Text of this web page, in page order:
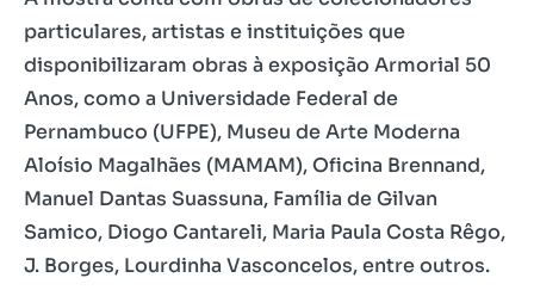
particulares, artistas e instituições que
disponibilizaram obras à exposição Armorial 50
Anos, como a Universidade Federal de
Pernambuco (UFPE), Museu de Arte Moderna
Aloísio Magalhães (MAMAM), Oficina Brennand,
Manuel Dantas Suassuna, Família de Gilvan
Samico, Diogo Cantareli, Maria Paula Costa Rêgo,
J. Borges, Lourdinha Vasconcelos, entre outros.